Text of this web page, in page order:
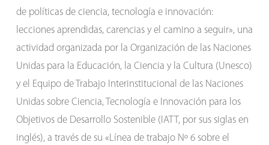
de políticas de ciencia, tecnología e innovación:
lecciones aprendidas, carencias y el camino a seguir», una
actividad organizada por la Organización de las Naciones
Unidas para la Educación, la Ciencia y la Cultura (Unesco)
y el Equipo de Trabajo Interinstitucional de las Naciones
Unidas sobre Ciencia, Tecnología e Innovación para los
Objetivos de Desarrollo Sostenible (IATT, por sus siglas en
inglés), a través de su «Línea de trabajo Nº 6 sobre el